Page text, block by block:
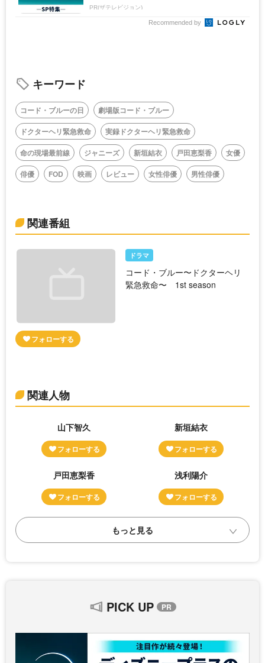
PR(ザテレビジョン)
Recommended by
キーワード
コード・ブルーの日
劇場版コード・ブルー
ドクターヘリ緊急救命
実録ドクターヘリ緊急救命
命の現場最前線
ジャニーズ 新垣結衣 戸田恵梨香
女優
俳優
FOD 映画 レビュー 女性俳優 男性俳優
関連番組
ドラマ
コード・ブルー〜ドクターヘリ
緊急救命〜 1st season
関連人物
山下智久 新垣結衣
戸田恵梨香 浅利陽介
PICK UP